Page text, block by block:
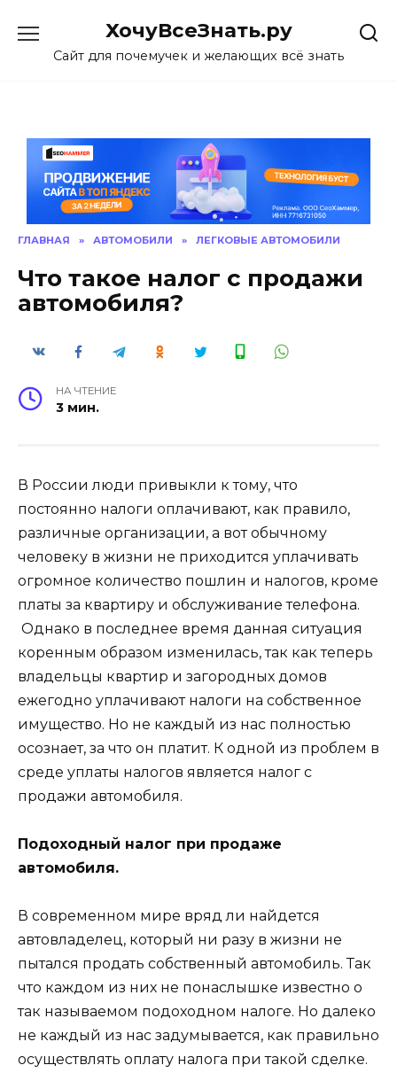
content
ХочуВсеЗнать.ру
Сайт для почемучек и желающих всё знать
ГЛАВНАЯ » АВТОМОБИЛИ » ЛЕГКОВЫЕ АВТОМОБИЛИ
Что такое налог с продажи
автомобиля?
НА ЧТЕНИЕ
3 мин.
В России люди привыкли к тому, что
постоянно налоги оплачивают, как правило,
различные организации, а вот обычному
человеку в жизни не приходится уплачивать
огромное количество пошлин и налогов, кроме
платы за квартиру и обслуживание телефона.
Однако в последнее время данная ситуация
коренным образом изменилась, так как теперь
владельцы квартир и загородных домов
ежегодно уплачивают налоги на собственное
имущество. Но не каждый из нас полностью
осознает, за что он платит. К одной из проблем в
среде уплаты налогов является налог с
продажи автомобиля.
Подоходный налог при продаже
автомобиля.
В современном мире вряд ли найдется
автовладелец, который ни разу в жизни не
пытался продать собственный автомобиль. Так
что каждом из них не понаслышке известно о
так называемом подоходном налоге. Но далеко
не каждый из нас задумывается, как правильно
осуществлять оплату налога при такой сделке.